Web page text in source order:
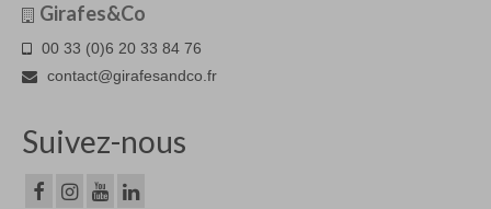
Girafes&Co
00 33 (0)6 20 33 84 76
contact@girafesandco.fr
Suivez-nous